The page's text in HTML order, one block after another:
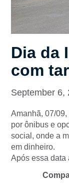
Dia da
com
September 6,
Amanhã, 07/
por ônibus e
social, onde a
em dinheiro.
Após essa data